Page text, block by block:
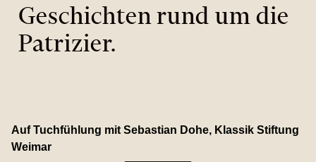
Geschichten rund um die
Patrizier.